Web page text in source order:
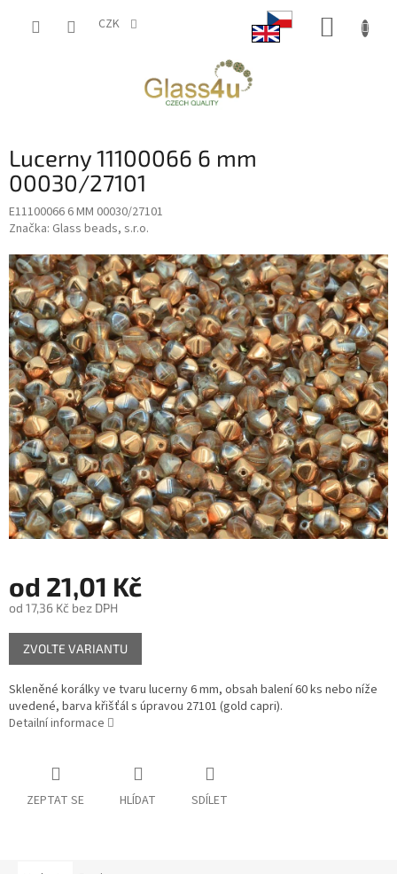
CZK
Lucerny 11100066 6 mm
00030/27101
E11100066 6 MM 00030/27101
Značka: Glass beads, s.r.o.
od 21,01 Kč
od 17,36 Kč bez DPH
Měrná
cena:
ZVOLTE VARIANTU
Skleněné korálky ve tvaru lucerny 6 mm, obsah balení 60 ks nebo níže
uvedené, barva křišťál s úpravou 27101 (gold capri).
Detailní informace
ZEPTAT SE HLÍDAT SDÍLET